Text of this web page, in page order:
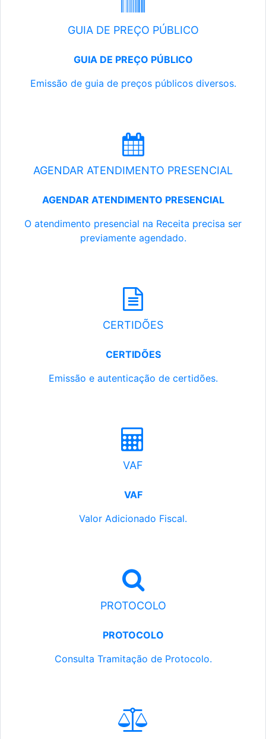
GUIA DE PREÇO PÚBLICO
GUIA DE PREÇO PÚBLICO
Emissão de guia de preços públicos diversos.
AGENDAR ATENDIMENTO PRESENCIAL
AGENDAR ATENDIMENTO PRESENCIAL
O atendimento presencial na Receita precisa ser
previamente agendado.
CERTIDÕES
CERTIDÕES
Emissão e autenticação de certidões.
VAF
VAF
Valor Adicionado Fiscal.
PROTOCOLO
PROTOCOLO
Consulta Tramitação de Protocolo.